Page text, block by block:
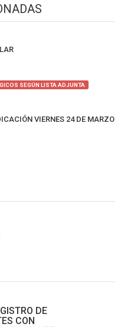
SEGÚN LISTA ADJUNTA
VIERNES 24 DE MARZO
DE
CON